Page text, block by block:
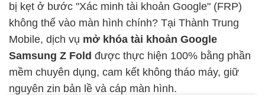
bị kẹt ở bước "Xác minh tài khoản Google" (FRP)
không thể vào màn hình chính? Tại Thành Trung
Mobile, dịch vụ mở khóa tài khoản Google
Samsung Z Fold được thực hiện 100% bằng phần
mềm chuyên dụng, cam kết không tháo máy, giữ
nguyên zin bản lề và cáp màn hình.